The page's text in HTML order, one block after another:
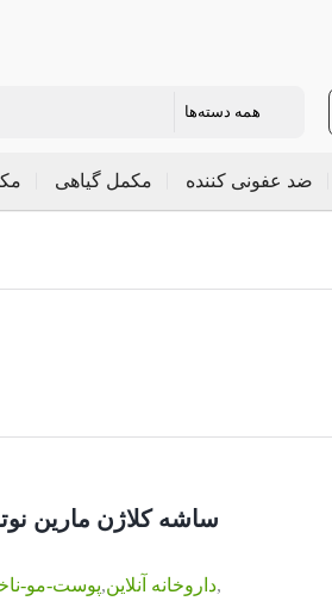
مکمل گیاهی ضد عفونی کننده
ساشه کلاژن مارین
پوست-مو-,داروخانه آنلاین,